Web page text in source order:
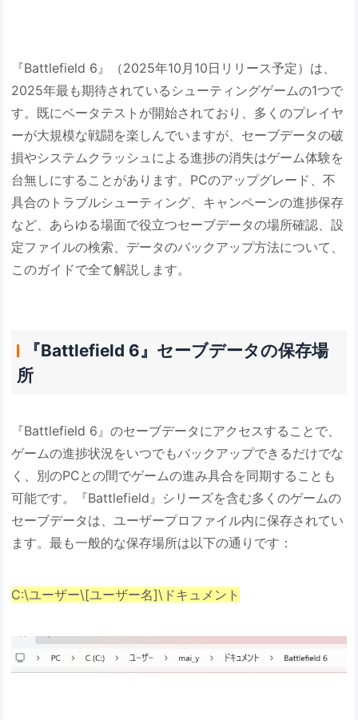
『Battlefield 6』（2025年10月10日リリース予定）は、
2025年最も期待されているシューティングゲームの1つで
す。既にベータテストが開始されており、多くのプレイヤ
ーが大規模な戦闘を楽しんでいますが、セーブデータの破
損やシステムクラッシュによる進捗の消失はゲーム体験を
台無しにすることがあります。PCのアップグレード、不
具合のトラブルシューティング、キャンペーンの進捗保存
など、あらゆる場面で役立つセーブデータの場所確認、設
定ファイルの検索、データのバックアップ方法について、
このガイドで全て解説します。
『Battlefield 6』セーブデータの保存場
所
『Battlefield 6』のセーブデータにアクセスすることで、
ゲームの進捗状況をいつでもバックアップできるだけでな
く、別のPCとの間でゲームの進み具合を同期することも
可能です。『Battlefield』シリーズを含む多くのゲームの
セーブデータは、ユーザープロファイル内に保存されてい
ます。最も一般的な保存場所は以下の通りです：
C:\ユーザー\[ユーザー名]\ドキュメント